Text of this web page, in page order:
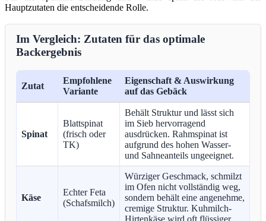
Hauptzutaten die entscheidende Rolle.
Im Vergleich: Zutaten für das optimale
Backergebnis
Zutat
Empfohlene
Variante
Eigenschaft & Auswirkung
auf das Gebäck
Spinat
Blattspinat
(frisch oder
TK)
Behält Struktur und lässt sich
im Sieb hervorragend
ausdrücken. Rahmspinat ist
aufgrund des hohen Wasser-
und Sahneanteils ungeeignet.
Käse
Echter Feta
(Schafsmilch)
Würziger Geschmack, schmilzt
im Ofen nicht vollständig weg,
sondern behält eine angenehme,
cremige Struktur. Kuhmilch-
Hirtenkäse wird oft flüssiger.